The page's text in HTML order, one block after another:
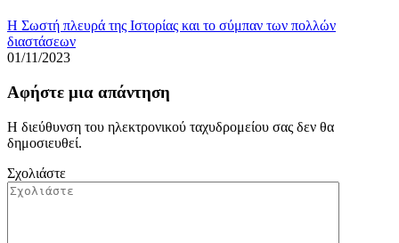
Η Σωστή πλευρά της Ιστορίας και το σύμπαν των πολλών
διαστάσεων
01/11/2023
Αφήστε μια απάντηση
Η διεύθυνση του ηλεκτρονικού ταχυδρομείου σας δεν θα
δημοσιευθεί.
Σχολιάστε